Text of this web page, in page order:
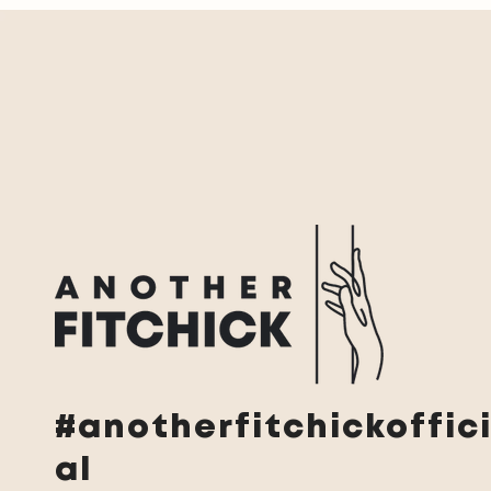
#anotherfitchickoffici
al